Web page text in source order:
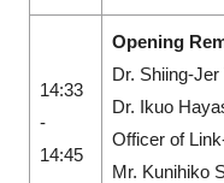
14:33
-
14:45
Opening
Dr. Shiing-
Dr. Ikuo
Officer of
Mr. Kunihiko